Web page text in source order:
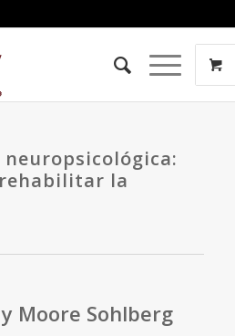
la
Moore Sohlberg